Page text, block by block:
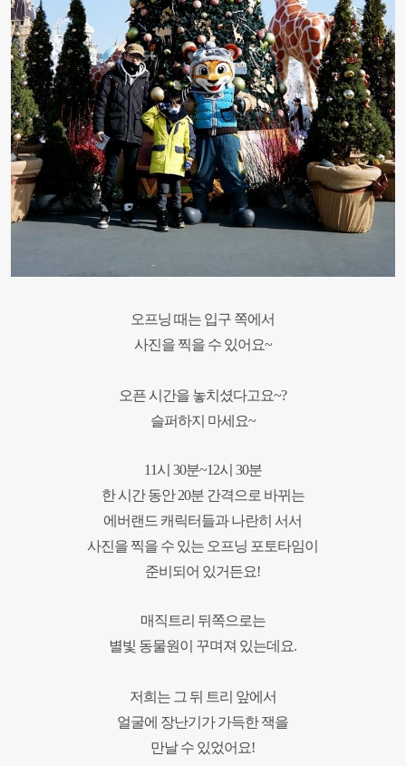
오프닝 때는 입구 쪽에서
사진을 찍을 수 있어요~
오픈 시간을 놓치셨다고요~?
슬퍼하지 마세요~
11시 30분~12시 30분
한 시간 동안 20분 간격으로 바뀌는
에버랜드 캐릭터들과나란히 서서
사진을 찍을 수 있는 오프닝 포토타임이
준비되어 있거든요!
매직트리 뒤쪽으로는
별빛 동물원이 꾸며져 있는데요.
저희는 그 뒤 트리 앞에서
얼굴에 장난기가 가득한 잭을
만날 수 있었어요!